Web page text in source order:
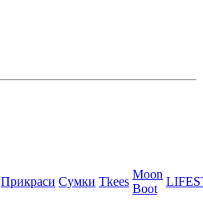
Прикраси Сумки Tkees
Moon
Boot